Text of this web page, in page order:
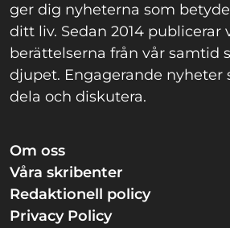
ger dig nyheterna som
ditt liv. Sedan 2014 publicerar
berättelserna från vår samtid
djupet. Engagerande nyheter
dela och diskutera.
Om oss
Våra skribenter
Redaktionell policy
Privacy Policy